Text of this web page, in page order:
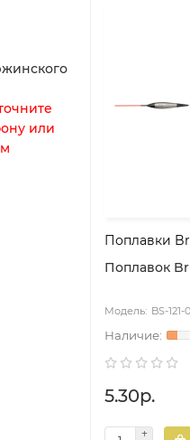
или
Поплавки
Поплавок
BS-121-
5.30р.